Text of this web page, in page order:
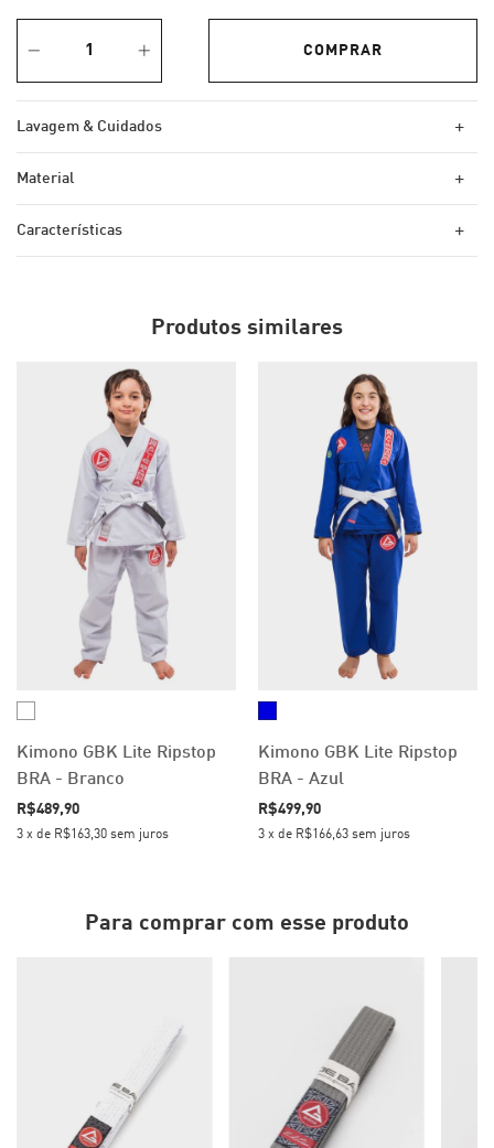
Lavagem & Cuidados +
Material +
Características +
Produtos similares
Kimono GBK Lite Ripstop
BRA - Branco
R$489,90
3 x de R$163,30 sem juros
Kimono GBK Lite Ripstop
BRA - Azul
R$499,90
3 x de R$166,63 sem juros
Para comprar com esse produto